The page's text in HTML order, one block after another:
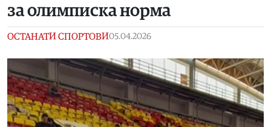
за олимписка норма
ОСТАНАТИ СПОРТОВИ05.04.2026